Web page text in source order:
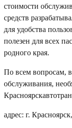
стоимости
средств
для удобства
полезен для всех
родного края.
По всем вопросам,
обслуживания,
адрес: г. Красноярск,